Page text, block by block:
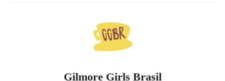
Gilmore Girls Brasil